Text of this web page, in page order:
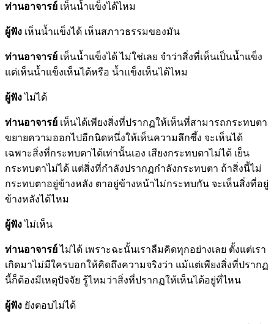
ท่านอาจารย์ เห็นน้ำแข็งได้ไหม
ผู้ฟัง เห็นน้ำแข็งได้ เห็นสภาวธรรมของมัน
ท่านอาจารย์ เห็นน้ำแข็งได้ ไม่ใช่เลย จำว่าสิ่งที่เห็นเป็นน้ำแข็ง
แต่เห็นน้ำแข็งเห็นได้หรือ น้ำแข็งเห็นได้ไหม
ผู้ฟังไม่ได้
ท่านอาจารย์ เห็นได้เพียงสิ่งที่ปรากฏให้เห็นที่สามารถกระทบตา
ขยายความออกไปอีกนิดหนึ่งให้เห็นความลึกซึ้ง จะเห็นได้
เฉพาะสิ่งที่กระทบตาได้เท่านั้นเอง เสียงกระทบตาไม่ได้ เย็น
กระทบตาไม่ได้ แต่สิ่งที่กำลังปรากฏกำลังกระทบตา ถ้าสิ่งนี้ไม่
กระทบตาอยู่ข้างหลัง ตาอยู่ข้างหน้าไม่กระทบกัน จะเห็นสิ่งที่อยู่
ข้างหลังได้ไหม
ผู้ฟังไม่เห็น
ท่านอาจารย์ไม่ได้ เพราะฉะนั้นเราลืมคิดทุกอย่างเลย ตั้งแต่เรา
เกิดมาไม่มีใครบอกให้คิดถึงความจริงว่า แม้แต่เพียงสิ่งที่ปรากฏ
นี้ก็ต้องมีเหตุปัจจัย รู้ไหมว่าสิ่งที่ปรากฏให้เห็นได้อยู่ที่ไหน
ผู้ฟัง ยังตอบไม่ได้